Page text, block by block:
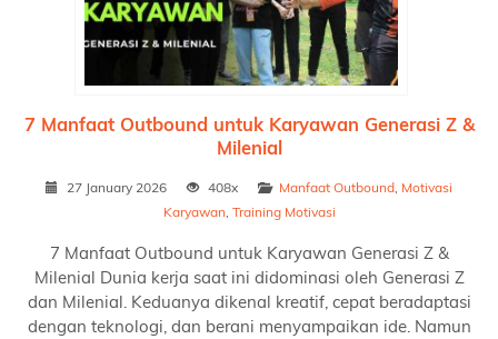
7 Manfaat Outbound untuk Karyawan Generasi Z &
Milenial
27 January 2026 408x Manfaat Outbound, Motivasi
Karyawan, Training Motivasi
7 Manfaat Outbound untuk Karyawan Generasi Z &
Milenial Dunia kerja saat ini didominasi oleh Generasi Z
dan Milenial. Keduanya dikenal kreatif, cepat beradaptasi
dengan teknologi, dan berani menyampaikan ide. Namun